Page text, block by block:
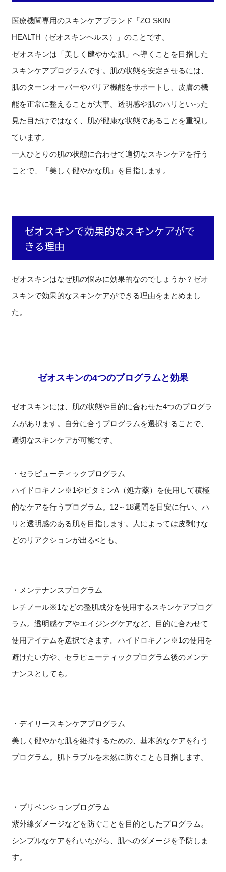
医療機関専用のスキンケアブランド「ZO SKIN
HEALTH（ゼオスキンヘルス）」のことです。
ゼオスキンは「美しく健やかな肌」へ導くことを目指した
スキンケアプログラムです。肌の状態を安定させるには、
肌のターンオーバーやバリア機能をサポートし、皮膚の機
能を正常に整えることが大事。透明感や肌のハリといった
見た目だけではなく、肌が健康な状態であることを重視し
ています。
一人ひとりの肌の状態に合わせて適切なスキンケアを行う
ことで、「美しく健やかな肌」を目指します。
ゼオスキンで効果的なスキンケアがで
きる理由
ゼオスキンはなぜ肌の悩みに効果的なのでしょうか？ゼオ
スキンで効果的なスキンケアができる理由をまとめまし
た。
ゼオスキンの4つのプログラムと効果
ゼオスキンには、肌の状態や目的に合わせた4つのプログラ
ムがあります。自分に合うプログラムを選択することで、
適切なスキンケアが可能です。
・セラピューティックプログラム
ハイドロキノン※1やビタミンA（処方薬）を使用して積極
的なケアを行うプログラム。12～18週間を目安に行い、ハ
リと透明感のある肌を目指します。人によっては皮剥けな
どのリアクションが出る<とも。
・メンテナンスプログラム
レチノール※1などの整肌成分を使用するスキンケアプログ
ラム。透明感ケアやエイジングケアなど、目的に合わせて
使用アイテムを選択できます。ハイドロキノン※1の使用を
避けたい方や、セラピューティックプログラム後のメンテ
ナンスとしても。
・デイリースキンケアプログラム
美しく健やかな肌を維持するための、基本的なケアを行う
プログラム。肌トラブルを未然に防ぐことも目指します。
・プリベンションプログラム
紫外線ダメージなどを防ぐことを目的としたプログラム。
シンプルなケアを行いながら、肌へのダメージを予防しま
す。